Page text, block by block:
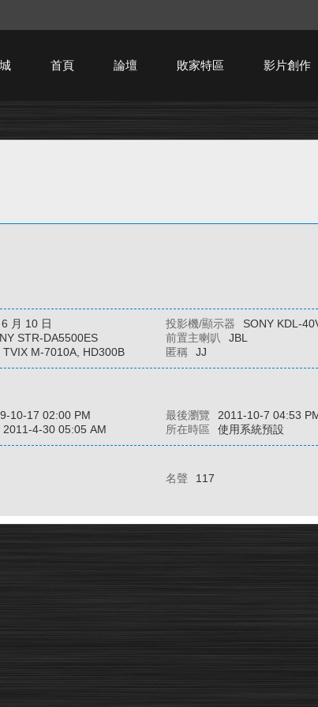
首頁 論壇 敗家特區 影片創作
月 10 日 投影機/顯示器
SONY KDL-
STR-DA5500ES 前置主喇叭
JBL
TVIX M-7010A, HD300B 匿稱 JJ
10-17 02:00 PM 最後瀏覽
2011-10-7 04:53
2011-4-30 05:05 AM 所在時區 使用系統預設
名聲
117